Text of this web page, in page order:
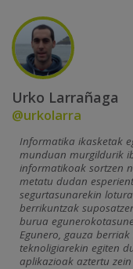
Urko Larrañaga
@urkolarra
Informatika ikasketak
munduan murgildurik
informatikoak sortzen
metatu dudan
segurtasunarekin
berrikuntzak
burua
Egunero, gauza
teknoligiarekin egiten
aplikazioak aztertu